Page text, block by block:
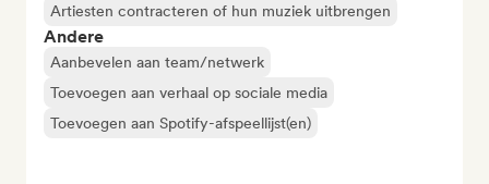
Artiesten contracteren of hun muziek uitbrengen
Andere
Aanbevelen aan team/netwerk
Toevoegen aan verhaal op sociale media
Toevoegen aan Spotify-afspeellijst(en)